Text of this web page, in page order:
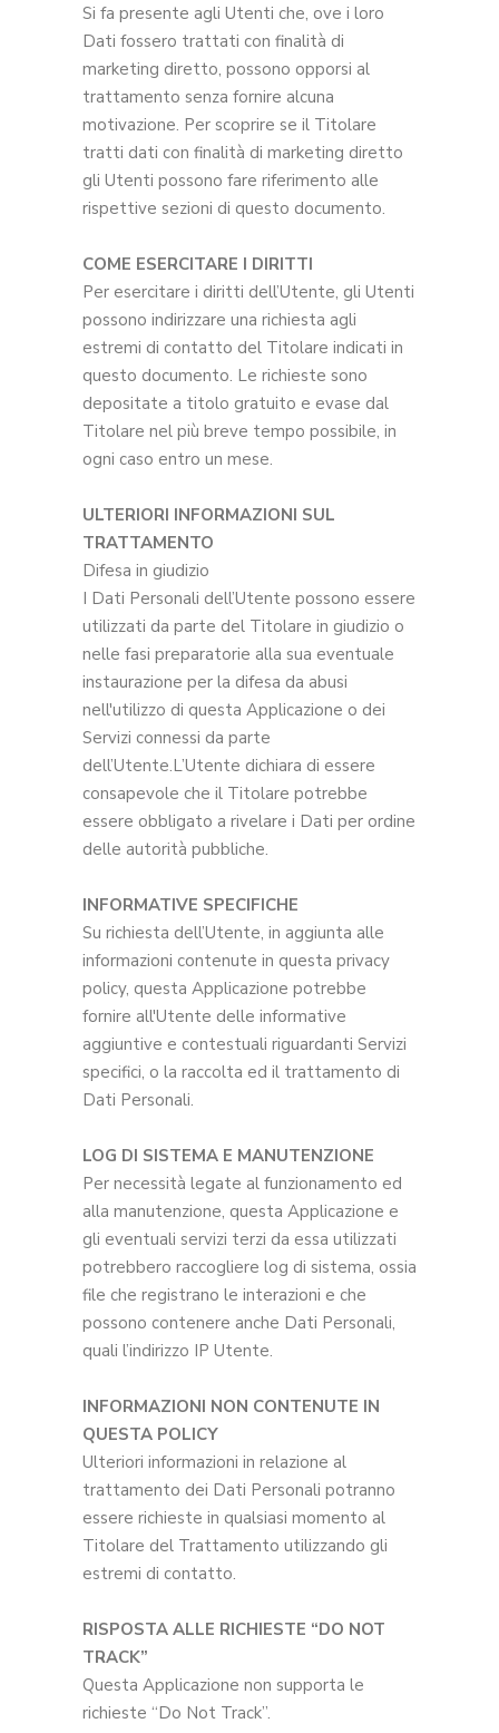
Si fa presente agli Utenti che, ove i loro
Dati fossero trattati con finalità di
marketing diretto, possono opporsi al
trattamento senza fornire alcuna
motivazione. Per scoprire se il Titolare
tratti dati con finalità di marketing diretto
gli Utenti possono fare riferimento alle
rispettive sezioni di questo documento.
COME ESERCITARE I DIRITTI
Per esercitare i diritti dell’Utente, gli Utenti
possono indirizzare una richiesta agli
estremi di contatto del Titolare indicati in
questo documento. Le richieste sono
depositate a titolo gratuito e evase dal
Titolare nel più breve tempo possibile, in
ogni caso entro un mese.
ULTERIORI INFORMAZIONI SUL
TRATTAMENTO
Difesa in giudizio
I Dati Personali dell’Utente possono essere
utilizzati da parte del Titolare in giudizio o
nelle fasi preparatorie alla sua eventuale
instaurazione per la difesa da abusi
nell'utilizzo di questa Applicazione o dei
Servizi connessi da parte
dell’Utente.L’Utente dichiara di essere
consapevole che il Titolare potrebbe
essere obbligato a rivelare i Dati per ordine
delle autorità pubbliche.
INFORMATIVE SPECIFICHE
Su richiesta dell’Utente, in aggiunta alle
informazioni contenute in questa privacy
policy, questa Applicazione potrebbe
fornire all'Utente delle informative
aggiuntive e contestuali riguardanti Servizi
specifici, o la raccolta ed il trattamento di
Dati Personali.
LOG DI SISTEMA E MANUTENZIONE
Per necessità legate al funzionamento ed
alla manutenzione, questa Applicazione e
gli eventuali servizi terzi da essa utilizzati
potrebbero raccogliere log di sistema, ossia
file che registrano le interazioni e che
possono contenere anche Dati Personali,
quali l’indirizzo IP Utente.
INFORMAZIONI NON CONTENUTE IN
QUESTA POLICY
Ulteriori informazioni in relazione al
trattamento dei Dati Personali potranno
essere richieste in qualsiasi momento al
Titolare del Trattamento utilizzando gli
estremi di contatto.
RISPOSTA ALLE RICHIESTE “DO NOT
TRACK”
Questa Applicazione non supporta le
richieste “Do Not Track”.